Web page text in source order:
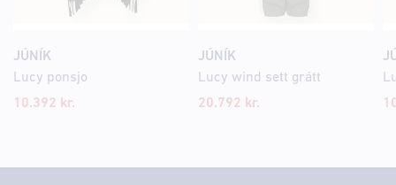
JÚNÍK
Lucy ponsjo
10.392 kr.
JÚNÍK
Lucy wind sett grátt
20.792 kr.